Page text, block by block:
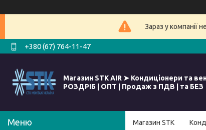
Зараз у компанії
+380 (67) 764-11-47
Магазин STK AIR ➤ Кондиціонери та
РОЗДРІБ | ОПТ | Продаж з ПДВ | та БЕЗ
Магазин STK